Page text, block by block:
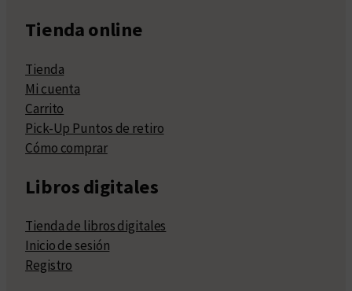
Tienda online
Tienda
Mi cuenta
Carrito
Pick-Up Puntos de retiro
Cómo comprar
Libros digitales
Tienda de libros digitales
Inicio de sesión
Registro